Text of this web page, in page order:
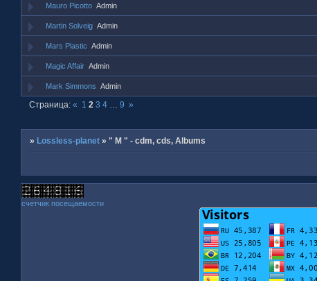
Mauro Picotto Admin
Martin Solveig Admin
Mars Plastic Admin
Magic Affair Admin
Mark Simmons Admin
Страница:« 1 2 3 4 9 »
» Lossless-planet »" M " - cdm, cds, Albums
счетчик посещаемости